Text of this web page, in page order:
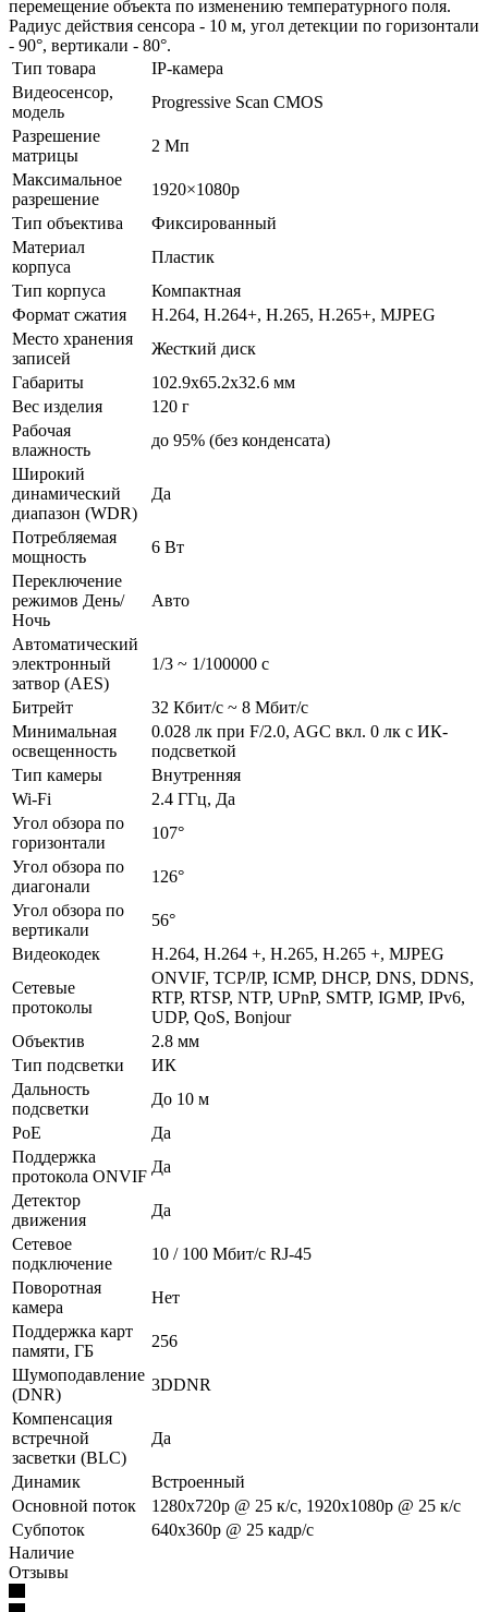
перемещение объекта по изменению температурного поля.
Радиус действия сенсора - 10 м, угол детекции по горизонтали
- 90°, вертикали - 80°.
Тип товара
IP-камера
Видеосенсор,
модель
Progressive Scan CMOS
Разрешение
матрицы
2 Мп
Максимальное
разрешение
1920×1080p
Тип объектива
Фиксированный
Материал
корпуса
Пластик
Тип корпуса
Компактная
Формат сжатия
H.264, H.264+, H.265, H.265+, MJPEG
Место хранения
записей
Жесткий диск
Габариты
102.9x65.2x32.6 мм
Вес изделия
120 г
Рабочая
влажность
до 95% (без конденсата)
Широкий
динамический
диапазон (WDR)
Да
Потребляемая
мощность
6 Вт
Переключение
режимов День/
Ночь
Авто
Автоматический
электронный
затвор (AES)
1/3 ~ 1/100000 с
Битрейт
32 Кбит/с ~ 8 Мбит/с
Минимальная
освещенность
0.028 лк при F/2.0, AGC вкл. 0 лк с ИК-
подсветкой
Тип камеры
Внутренняя
Wi-Fi
2.4 ГГц, Да
Угол обзора по
горизонтали
107°
Угол обзора по
диагонали
126°
Угол обзора по
вертикали
56°
Видеокодек
H.264, H.264 +, H.265, H.265 +, MJPEG
Сетевые
протоколы
ONVIF, TCP/IP, ICMP, DHCP, DNS, DDNS,
RTP, RTSP, NTP, UPnP, SMTP, IGMP, IPv6,
UDP, QoS, Bonjour
Объектив
2.8 мм
Тип подсветки
ИК
Дальность
подсветки
До 10 м
PoE
Да
Поддержка
протокола ONVIF
Да
Детектор
движения
Да
Сетевое
подключение
10 / 100 Mбит/с RJ-45
Поворотная
камера
Нет
Поддержка карт
памяти, ГБ
256
Шумоподавление
(DNR)
3DDNR
Компенсация
встречной
засветки (BLC)
Да
Динамик
Встроенный
Основной поток
1280x720p @ 25 к/с, 1920x1080p @ 25 к/с
Субпоток
640x360p @ 25 кадр/с
Наличие
Отзывы